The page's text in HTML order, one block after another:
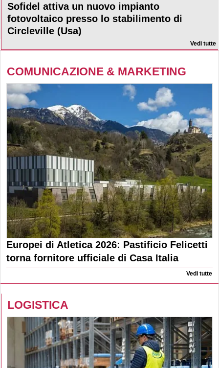
Sofidel attiva un nuovo impianto
fotovoltaico presso lo stabilimento di
Circleville (Usa)
Vedi tutte
COMUNICAZIONE & MARKETING
Europei di Atletica 2026: Pastificio Felicetti
torna fornitore ufficiale di Casa Italia
Vedi tutte
LOGISTICA